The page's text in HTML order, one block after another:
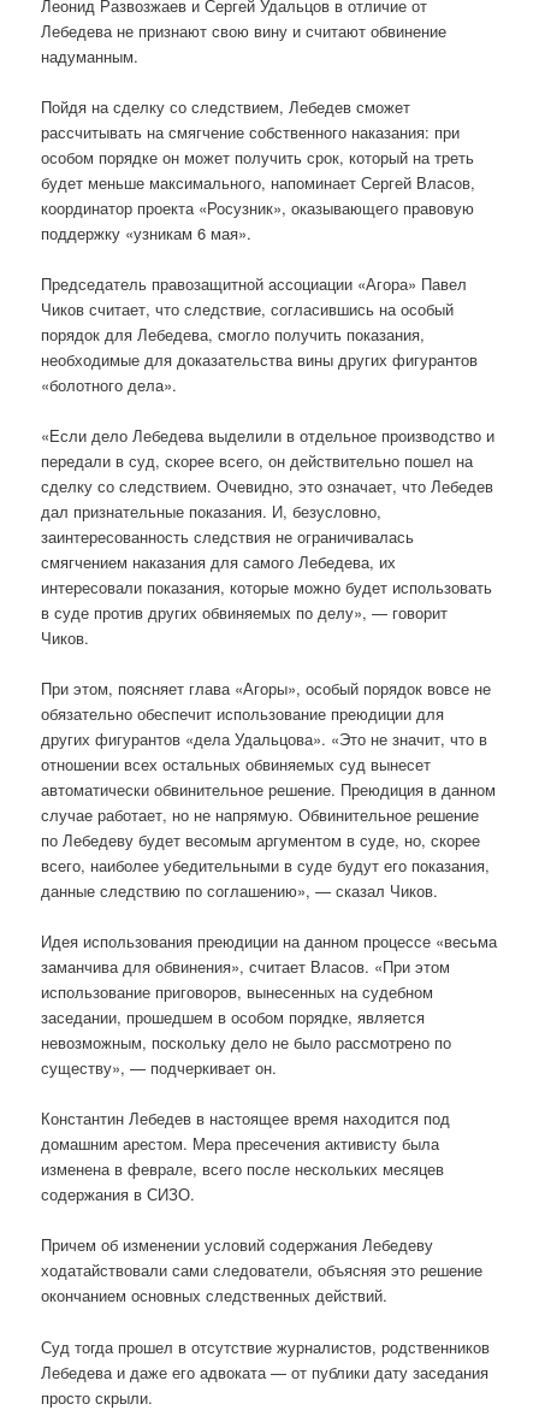
Леонид Развозжаев и Сергей Удальцов в отличие от
Лебедева не признают свою вину и считают обвинение
надуманным.
Пойдя на сделку со следствием, Лебедев сможет
рассчитывать на смягчение собственного наказания: при
особом порядке он может получить срок, который на треть
будет меньше максимального, напоминает Сергей Власов,
координатор проекта «Росузник», оказывающего правовую
поддержку «узникам 6 мая».
Председатель правозащитной ассоциации «Агора» Павел
Чиков считает, что следствие, согласившись на особый
порядок для Лебедева, смогло получить показания,
необходимые для доказательства вины других фигурантов
«болотного дела».
«Если дело Лебедева выделили в отдельное производство и
передали в суд, скорее всего, он действительно пошел на
сделку со следствием. Очевидно, это означает, что Лебедев
дал признательные показания. И, безусловно,
заинтересованность следствия не ограничивалась
смягчением наказания для самого Лебедева, их
интересовали показания, которые можно будет использовать
в суде против других обвиняемых по делу», — говорит
Чиков.
При этом, поясняет глава «Агоры», особый порядок вовсе не
обязательно обеспечит использование преюдиции для
других фигурантов «дела Удальцова». «Это не значит, что в
отношении всех остальных обвиняемых суд вынесет
автоматически обвинительное решение. Преюдиция в данном
случае работает, но не напрямую. Обвинительное решение
по Лебедеву будет весомым аргументом в суде, но, скорее
всего, наиболее убедительными в суде будут его показания,
данные следствию по соглашению», — сказал Чиков.
Идея использования преюдиции на данном процессе «весьма
заманчива для обвинения», считает Власов. «При этом
использование приговоров, вынесенных на судебном
заседании, прошедшем в особом порядке, является
невозможным, поскольку дело не было рассмотрено по
существу», — подчеркивает он.
Константин Лебедев в настоящее время находится под
домашним арестом. Мера пресечения активисту была
изменена в феврале, всего после нескольких месяцев
содержания в СИЗО.
Причем об изменении условий содержания Лебедеву
ходатайствовали сами следователи, объясняя это решение
окончанием основных следственных действий.
Суд тогда прошел в отсутствие журналистов, родственников
Лебедева и даже его адвоката — от публики дату заседания
просто скрыли.